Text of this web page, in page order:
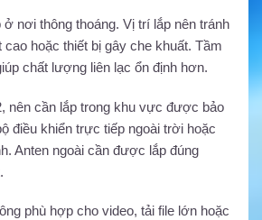
nơi thông thoáng. Vị trí lắp nên tránh
hoặc thiết bị gây che khuất. Tầm
chất lượng liên lạc ổn định hơn.
nên cần lắp trong khu vực được bảo
điều khiển trực tiếp ngoài trời hoặc
Anten ngoài cần được lắp đúng
phù hợp cho video, tải file lớn hoặc